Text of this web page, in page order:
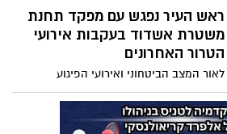
בשיא חדש לכמות המשקעים שירדו ביממה
אחת. נובמבר הולך להיות גשום במיוחד וזה
רק אמצע החודש. העירייה שנערכה מראש
לחורף גשום, ידעה להתמודד גם בשעת אמת
עם כמות המשקעים החריגה.
ראש העיר נפגש עם מפקד תחנת
משטרת אשדוד בעקבות אירועי
הטרור האחרונים
לאור המצב הביטחוני ואירועי הפיגוע
האחרונים בירושלים ובשטחי יהודה ושומרון,
זימן ראש העיר ישיבה מיוחדת בלשכתו בה
נטלו חלק נציגי משטרה ונציגי עירייה. ראש